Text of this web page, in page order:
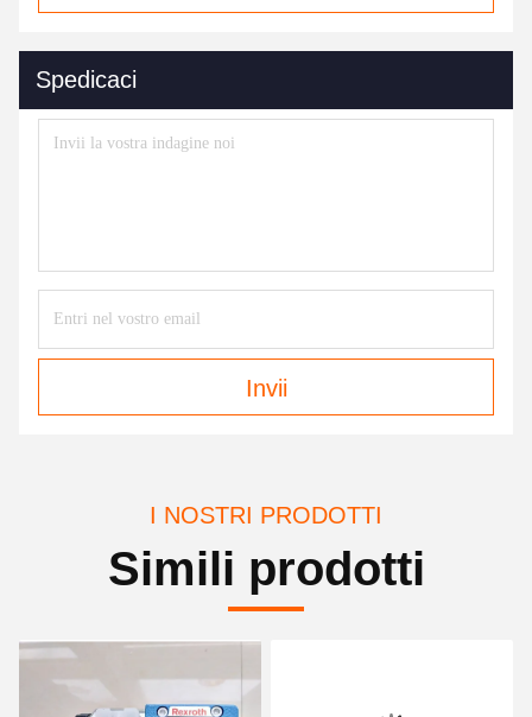
Spedicaci
Invii
I NOSTRI PRODOTTI
Simili prodotti